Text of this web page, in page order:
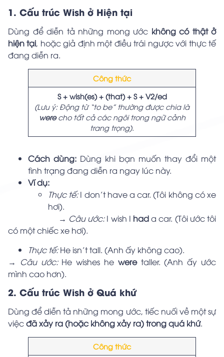
1. Cấu trúc Wish ở Hiện tại
Dùng để diễn tả những mong ước không có thật ở
hiện tại, hoặc giả định một điều trái ngược với thực tế
đang diễn ra.
Công thức
S + wish(es) + (that) + S + V2/ed
(Lưu ý: Động từ “to be” thường được chia là
werecho tất cả các ngôi trong ngữ cảnh
trang trọng).
Cách dùng: Dùng khi bạn muốn thay đổi một
tình trạng đang diễn ra ngay lúc này.
Ví dụ:
Thực tế:I don’t have a car. (Tôi không có xe
hơi).
→ Câu ước:I wish I hada car. (Tôi ước tôi
có một chiếc xe hơi).
Thực tế:He isn’t tall. (Anh ấy không cao).
→ Câu ước:He wishes he weretaller. (Anh ấy ước
mình cao hơn).
2. Cấu trúc Wish ở Quá khứ
Dùng để diễn tả những mong ước, tiếc nuối về một sự
việcđã xảy ra (hoặc không xảy ra) trong quá khứ.
Công thức